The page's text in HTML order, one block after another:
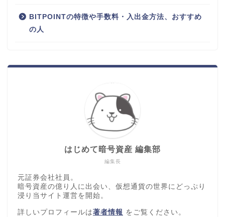
BITPOINTの特徴や手数料・入出金方法、おすすめ
の人
編集長
はじめて暗号資産 編集部
元証券会社社員。
暗号資産の億り人に出会い、仮想通貨の世界にどっぷり
浸り当サイト運営を開始。
詳しいプロフィールは著者情報 をご覧ください。